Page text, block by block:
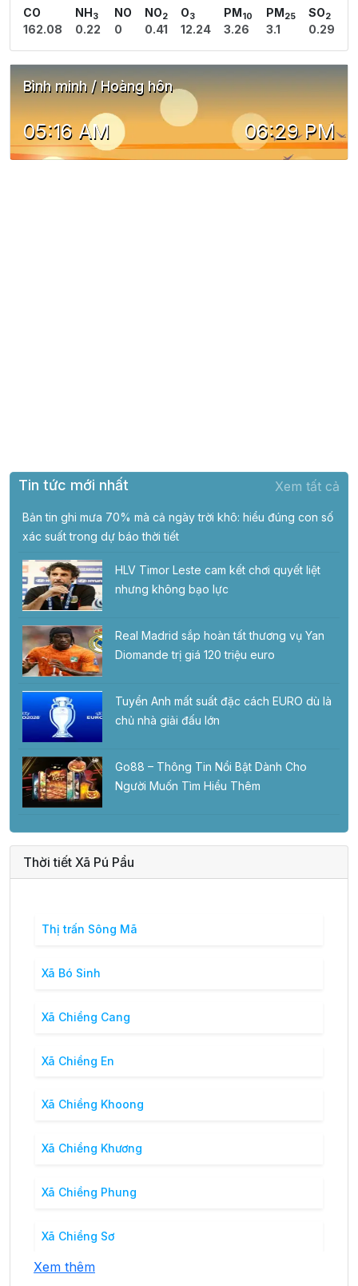
CO
162.08
NH 3
0.22
NO
0
NO2
0.41
O3
12.24
PM 10
3.26
PM 25
3.1
SO2
0.29
Bình minh / Hoàng hôn
05:16 AM 06:29 PM
Tin tức mới nhất Xem tất cả
Bản tin ghi mưa 70% mà cả ngày trời khô: hiểu đúng con số
xác suất trong dự báo thời tiết
HLV Timor Leste cam kết chơi quyết liệt
nhưng không bạo lực
Real Madrid sắp hoàn tất thương vụ Yan
Diomande trị giá 120 triệu euro
Tuyển Anh mất suất đặc cách EURO dù là
chủ nhà giải đấu lớn
Go88 – Thông Tin Nổi Bật Dành Cho
Người Muốn Tìm Hiểu Thêm
Thời tiết Xã Pú Pẩu
Thị trấn Sông Mã
Xã Bó Sinh
Xã Chiềng Cang
Xã Chiềng En
Xã Chiềng Khoong
Xã Chiềng Khương
Xã Chiềng Phung
Xã Chiềng Sơ
Xem thêm